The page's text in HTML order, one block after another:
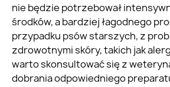
nie będzie potrzebował
środków, a bardziej łagodnego
przypadku psów starszych, z
zdrowotnymi skóry, takich jak
warto skonsultować się z
dobrania odpowiedniego